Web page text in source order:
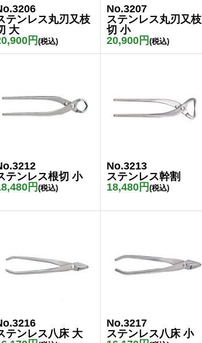
テンレス丸刃又枝
大
円 (税込)
No.3207
ステンレス丸刃又枝
切 小
20,900円 (税込)
テンレス根切 小
円(税込)
No.3213
ステンレス幹割
18,480円 (税込)
テンレス八床 大
No.3217
ステンレス八床 小